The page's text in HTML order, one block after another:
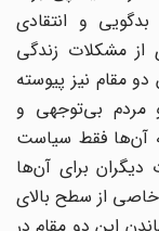
و انتقادی
مشکلات زندگی
مقام نیز پیوسته
بی‌توجهی و
آن‌ها فقط سیاست
برای آن‌ها
از سطح بالای